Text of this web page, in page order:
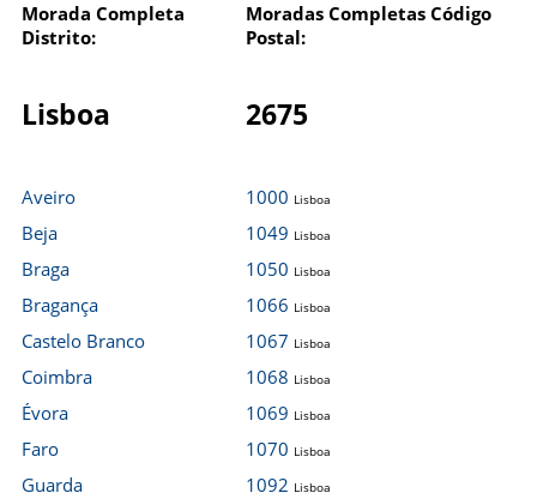
Morada Completa
Distrito:
Moradas Completas Código
Postal:
Lisboa 2675
Aveiro
Beja
Braga
Bragança
Castelo Branco
Coimbra
Évora
Faro
Guarda
1000 Lisboa
1049 Lisboa
1050 Lisboa
1066 Lisboa
1067 Lisboa
1068 Lisboa
1069 Lisboa
1070 Lisboa
1092 Lisboa